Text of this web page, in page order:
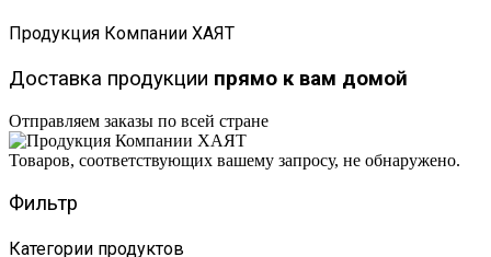
Продукция Компании ХАЯТ
Доставка продукции прямо к вам домой
Отправляем заказы по всей стране
Товаров, соответствующих вашему запросу, не обнаружено.
Фильтр
Категории продуктов